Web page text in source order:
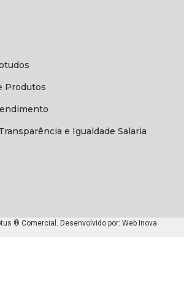
Produtos
e Igualdade Salaria
® Comercial. Desenvolvido por: Web Inova